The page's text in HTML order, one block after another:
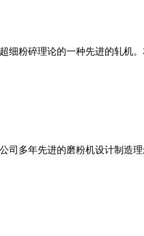
粉碎理论的一种先进的轧机
多年先进的磨粉机设计制造